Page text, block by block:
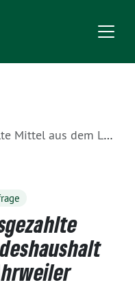
an den Landkreis Ahrweiler